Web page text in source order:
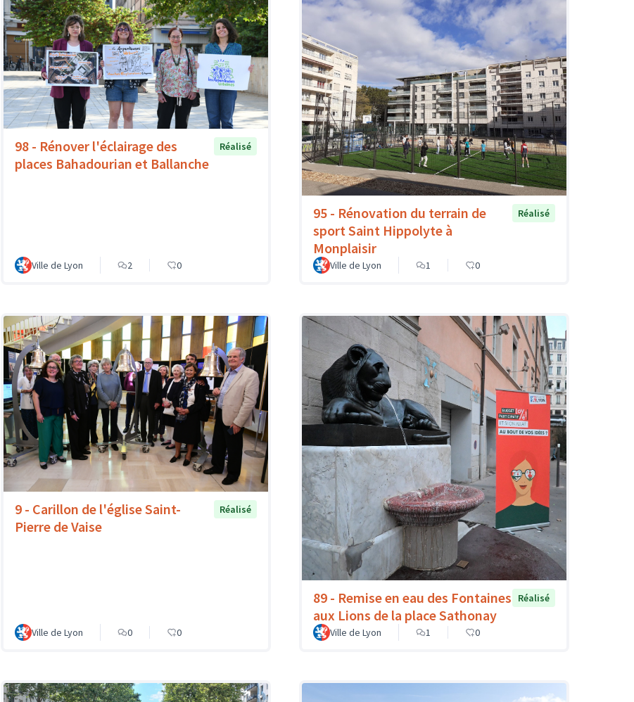
98 - Rénover l'éclairage des
places Bahadourian et Ballanche
Réalisé
Ville de Lyon 2 0
95 - Rénovation du terrain de
sport Saint Hippolyte à
Monplaisir
Réalisé
Ville de Lyon 1 0
9 - Carillon de l'église Saint-
Pierre de Vaise
Réalisé
Ville de Lyon 0 0
89 - Remise en eau des Fontaines
aux Lions de la place Sathonay
Réalisé
Ville de Lyon 1 0